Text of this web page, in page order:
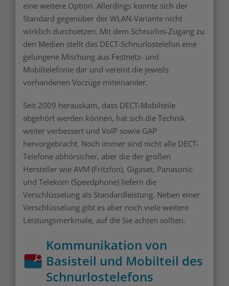
eine weitere Option. Allerdings konnte sich der
Standard gegenüber der WLAN-Variante nicht
wirklich durchsetzen. Mit dem Schnurlos-Zugang zu
den Medien stellt das DECT-Schnurlostelefon eine
gelungene Mischung aus Festnetz- und
Mobiltelefonie dar und vereint die jeweils
vorhandenen Vorzüge miteinander.
Seit 2009 herauskam, dass DECT-Mobilteile
abgehört werden können, hat sich die Technik
weiter verbessert und VoIP sowie GAP
hervorgebracht. Noch immer sind nicht alle DECT-
Telefone abhörsicher, aber die der großen
Hersteller wie AVM (Fritzfon), Gigaset, Panasonic
und Telekom (Speedphone) liefern die
Verschlüsselung als Standardleistung. Neben einer
Verschlüsselung gibt es aber noch viele weitere
Leistungsmerkmale, auf die Sie achten sollten.
Kommunikation von
Basisteil und Mobilteil des
Schnurlostelefons